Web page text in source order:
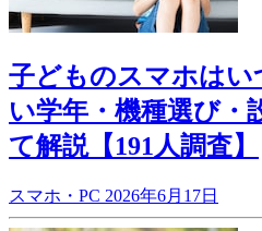
子どものスマホはい
い学年・機種選び・
て解説【191人調査】
スマホ・PC 2026年6月17日